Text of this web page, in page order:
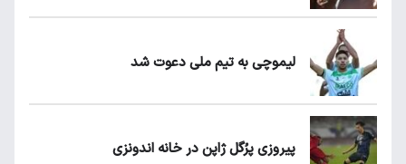
لیموچی به تیم ملی دعوت شد
پیروزی پرُگل ژاپن در خانه اندونزی